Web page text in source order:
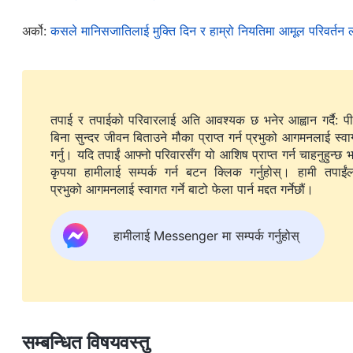
विना कुनै पनि मानिसले प्रभुलाई देख्‍नेछैन।” हामी यहाँ के देख्‍न सक्छौं
हुनसक्छ। यसको अर्थ तिनीहरूले आफ्‍नो विश्‍वासको घोषणा त
तिनीहरूले प्रभुको नाउँमा जति धेरै प्रचार गर्ने वा भूत धपाउने
हुँदैन। प्रभुको नजरमा यस्ता मानिसहरू दुष्कर्मीहरू हुन्।
कुरालाई उहाँ तिरस्कार गर्नुहुन्छ। के पाप क्षमा पाएका यी
तिनीहरूलाई आकाशमा लैजानको लागि प्रभु आउनुहुने दिनको
आफ्‍नो आगमनबारे गर्नुभएको अगमवाणीको अर्थ उहाँले
अर्थ उहाँले न्यायको काम गर्नुहुनेछ र मानिसहरूलाई
शक्तिहरूबाट पूर्ण रूपमा मुक्ति दिनुहुनेछ, र हामीलाई सुन्दर
कामको अर्थ यही हो। हामी सबैले अवश्य के कुरा देख्‍न सक्छौं भने,
ठूलो चरण पूरा गरिरहनुभएको छ। प्रभु येशूको छुटकाराको कामको
अर्को:कसले मानिसजातिलाई मुक्ति दिन र हाम्रो नियतिमा आमूल
तपाई र तपाईको परिवारलाई अति आवश्यक छ भनेर आह्वान गर्दै:
बिना सुन्दर जीवन बिताउने मौका प्राप्त गर्न प्रभुको आगमनलाई
गर्नु। यदि तपाईं आफ्नो परिवारसँग यो आशिष प्राप्त गर्न चाहनुहुन्छ
कृपया हामीलाई सम्पर्क गर्न बटन क्लिक गर्नुहोस्। हामी तपाईंलाई
प्रभुको आगमनलाई स्वागत गर्ने बाटो फेला पार्न मद्दत गर्नेछौं।
हामीलाई Messenger मा सम्पर्क गर्नुहोस्
सम्बन्धित विषयवस्तु